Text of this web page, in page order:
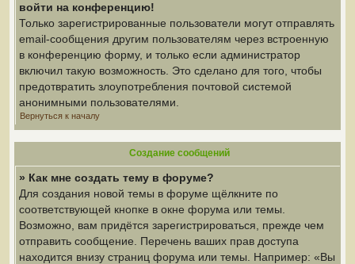
войти на конференцию!
Только зарегистрированные пользователи могут отправлять
email-сообщения другим пользователям через встроенную
в конференцию форму, и только если администратор
включил такую возможность. Это сделано для того, чтобы
предотвратить злоупотребления почтовой системой
анонимными пользователями.
Вернуться к началу
Создание сообщений
» Как мне создать тему в форуме?
Для создания новой темы в форуме щёлкните по
соответствующей кнопке в окне форума или темы.
Возможно, вам придётся зарегистрироваться, прежде чем
отправить сообщение. Перечень ваших прав доступа
находится внизу страниц форума или темы. Например: «Вы